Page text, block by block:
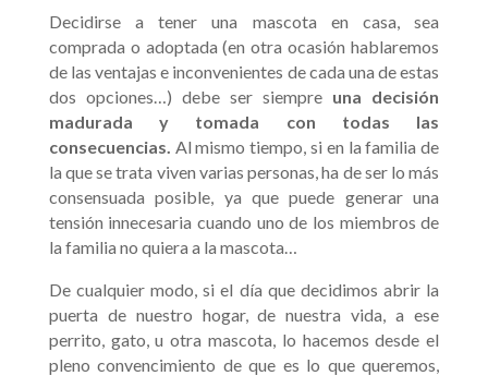
Decidirse a tener una mascota en casa, sea
comprada o adoptada (en otra ocasión hablaremos
de las ventajas e inconvenientes de cada una de estas
dos opciones…) debe ser siempre una decisión
madurada y tomada con todas las
consecuencias. Al mismo tiempo, si en la familia de
la que se trata viven varias personas, ha de ser lo más
consensuada posible, ya que puede generar una
tensión innecesaria cuando uno de los miembros de
la familia no quiera a la mascota…
De cualquier modo, si el día que decidimos abrir la
puerta de nuestro hogar, de nuestra vida, a ese
perrito, gato, u otra mascota, lo hacemos desde el
pleno convencimiento de que es lo que queremos,